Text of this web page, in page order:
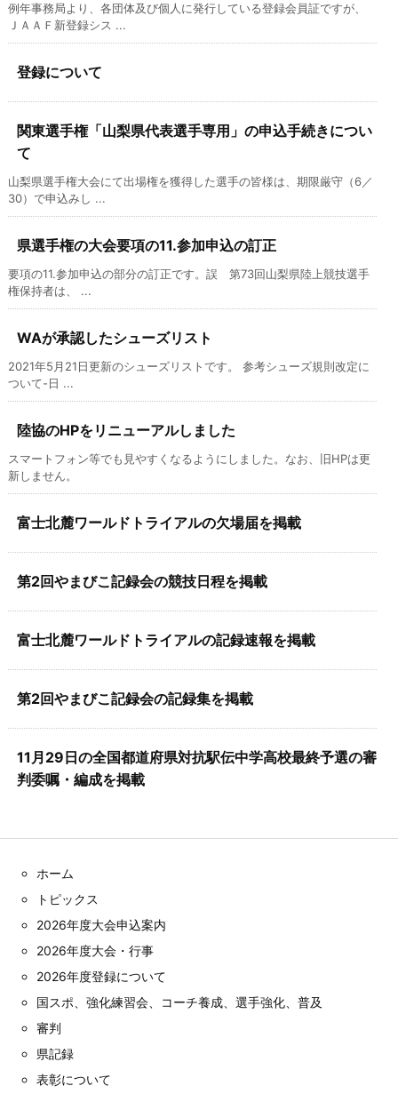
例年事務局より、各団体及び個人に発行している登録会員証ですが、
ＪＡＡＦ新登録シス ...
登録について
関東選手権「山梨県代表選手専用」の申込手続きについ
て
山梨県選手権大会にて出場権を獲得した選手の皆様は、期限厳守（6／
30）で申込みし ...
県選手権の大会要項の11.参加申込の訂正
要項の11.参加申込の部分の訂正です。誤 第73回山梨県陸上競技選手
権保持者は、 ...
WAが承認したシューズリスト
2021年5月21日更新のシューズリストです。 参考シューズ規則改定に
ついて-日 ...
陸協のHPをリニューアルしました
スマートフォン等でも見やすくなるようにしました。なお、旧HPは更
新しません。
富士北麓ワールドトライアルの欠場届を掲載
第2回やまびこ記録会の競技日程を掲載
富士北麓ワールドトライアルの記録速報を掲載
第2回やまびこ記録会の記録集を掲載
11月29日の全国都道府県対抗駅伝中学高校最終予選の審
判委嘱・編成を掲載
ホーム
トピックス
2026年度大会申込案内
2026年度大会・行事
2026年度登録について
国スポ、強化練習会、コーチ養成、選手強化、普及
審判
県記録
表彰について